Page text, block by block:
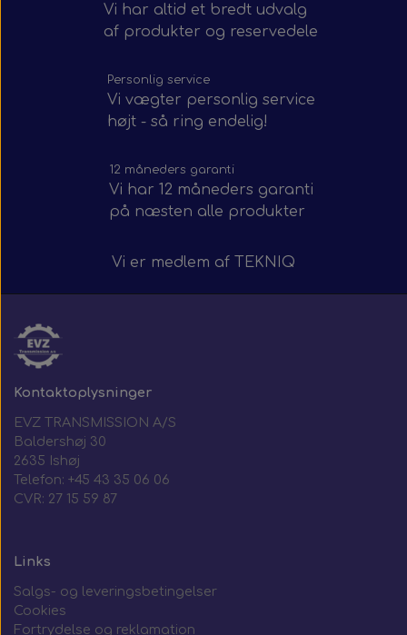
Vi har altid et bredt udvalg
af produkter og reservedele
Personlig service
Vi vægter personlig service
højt - så ring endelig!
12 måneders garanti
Vi har 12 måneders garanti
på næsten alle produkter
Vi er medlem af TEKNIQ
Kontaktoplysninger
EVZ TRANSMISSION A/S
Baldershøj 30
2635 Ishøj
Telefon: +45 43 35 06 06
CVR: 27 15 59 87
Links
Salgs- og leveringsbetingelser
Cookies
Fortrydelse og reklamation